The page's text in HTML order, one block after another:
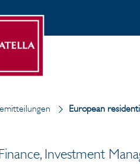
European
Investment